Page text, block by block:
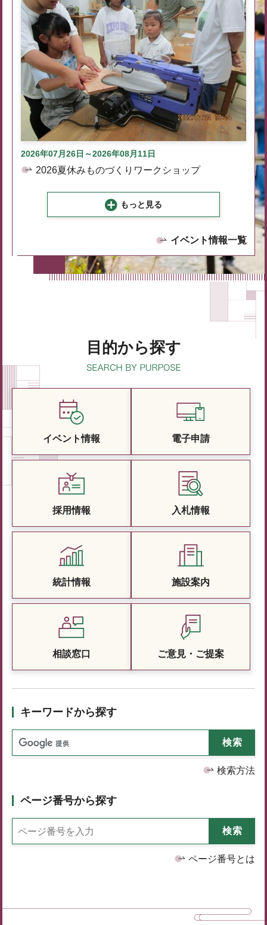
2026年07月26日～2026年08月11日
2026夏休みものづくりワークショップ
もっと見る
イベント情報一覧
目的から探す
イベント情報 電子申請
採用情報 入札情報
統計情報 施設案内
相談窓口 ご意見・ご提案
キーワードから探す
検索方法
ページ番号から探す
ページ番号とは